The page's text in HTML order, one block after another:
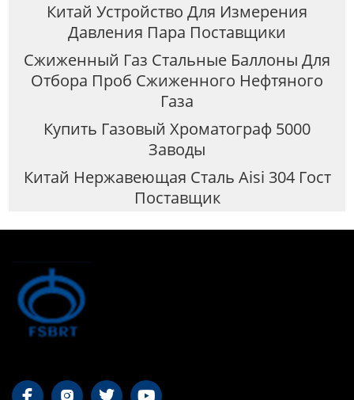
Китай Устройство Для Измерения
Давления Пара Поставщики
Сжиженный Газ Стальные Баллоны Для
Отбора Проб Сжиженного Нефтяного
Газа
Купить Газовый Хроматограф 5000
Заводы
Китай Нержавеющая Сталь Aisi 304 Гост
Поставщик
   